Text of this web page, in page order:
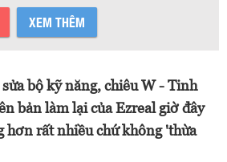
XEM THÊM
bộ kỹ năng, chiêu W - Tinh
bản làm lại của Ezreal giờ đây
hơn rất nhiều chứ không 'thừa